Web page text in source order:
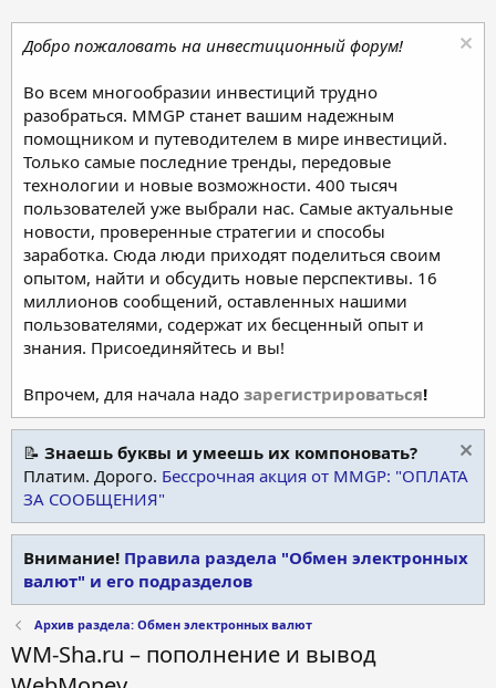
Добро пожаловать на инвестиционный форум!
Во всем многообразии инвестиций трудно
разобраться. MMGP станет вашим надежным
помощником и путеводителем в мире инвестиций.
Только самые последние тренды, передовые
технологии и новые возможности. 400 тысяч
пользователей уже выбрали нас. Самые актуальные
новости, проверенные стратегии и способы
заработка. Сюда люди приходят поделиться своим
опытом, найти и обсудить новые перспективы. 16
миллионов сообщений, оставленных нашими
пользователями, содержат их бесценный опыт и
знания. Присоединяйтесь и вы!
Впрочем, для начала надо зарегистрироваться!
📝 Знаешь буквы и умеешь их компоновать?
Платим. Дорого. Бессрочная акция от MMGP: "ОПЛАТА
ЗА СООБЩЕНИЯ"
Внимание! Правила раздела "Обмен электронных
валют" и его подразделов
Архив раздела: Обмен электронных валют
WM-Sha.ru – пополнение и вывод